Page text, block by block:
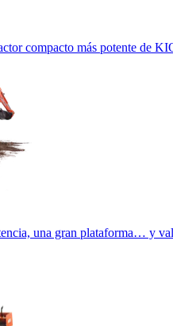
compacto más potente de
una gran plataforma… y